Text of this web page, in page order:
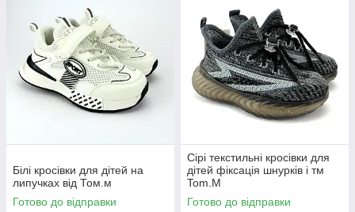
Білі кросівки для дітей на
липучках від Том.м
Готово до відправки
Сірі текстильні кросівки для
дітей фіксація шнурків і тм
Tom.M
Готово до відправки